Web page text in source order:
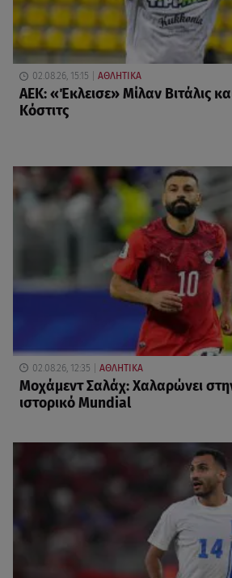
02.08.26, 15:15 ΑΘΛΗΤΙΚΑ
ΑΕΚ: «Έκλεισε» Μίλαν Βιτάλις
Κόστιτς
02.08.26, 12:35 ΑΘΛΗΤΙΚΑ
Μοχάμεντ Σαλάχ: Χαλαρώνει
ιστορικό Mundial